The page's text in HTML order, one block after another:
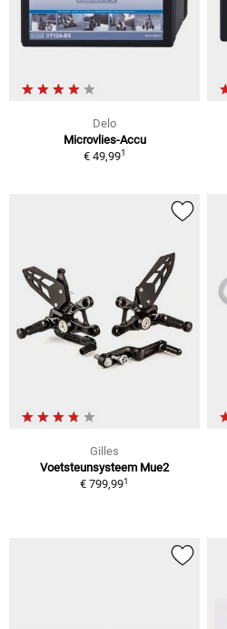
Delo
Microvlies-Accu
€ 49,991
Gilles
Voetsteunsysteem Mue2
€ 799,991